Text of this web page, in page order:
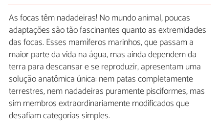
As focas têm nadadeiras! No mundo animal, poucas
adaptações são tão fascinantes quanto as extremidades
das focas. Esses mamíferos marinhos, que passam a
maior parte da vida na água, mas ainda dependem da
terra para descansar e se reproduzir, apresentam uma
solução anatômica única: nem patas completamente
terrestres, nem nadadeiras puramente pisciformes, mas
sim membros extraordinariamente modificados que
desafiam categorias simples.